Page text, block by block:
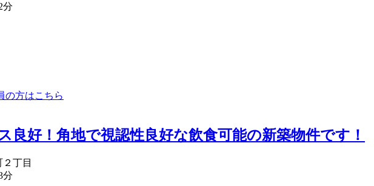
分
の方はこちら
良好！角地で視認性良好な飲食可能の新築物件です！
丁目
分